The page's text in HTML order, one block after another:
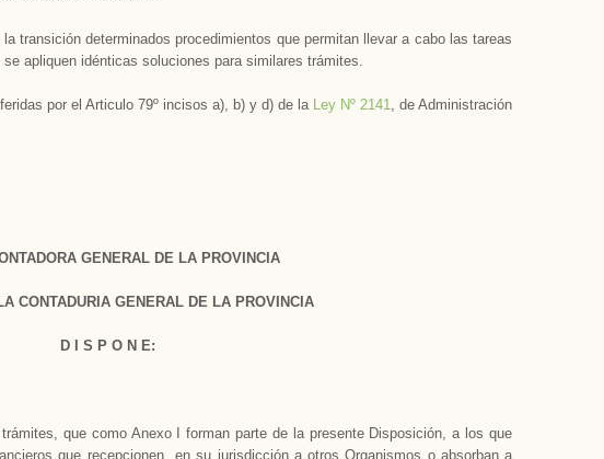
transición determinados procedimientos que permitan llevar a cabo las tareas
apliquen idénticas soluciones para similares trámites.
por el Articulo 79º incisos a), b) y d) de la Ley Nº 2141, de Administración
GENERAL DE LA PROVINCIA
CONTADURIA GENERAL DE LA PROVINCIA
D I S P O N E:
que como Anexo I forman parte de la presente Disposición, a los que
que recepcionen en su jurisdicción a otros Organismos o absorban a